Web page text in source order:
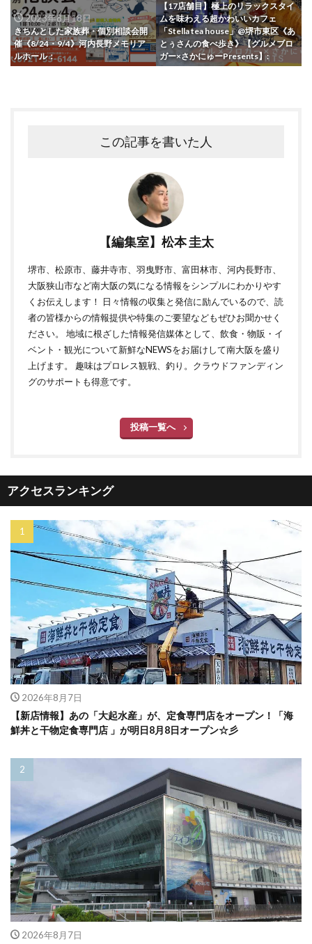
2023年8月18日
きちんとした家族葬・個別相談会開
催《8/24・9/4》河内長野メモリア
ルホール：
【17店舗目】極上のリラックスタイ
ムを味わえる超かわいいカフェ
「Stella tea house」@堺市東区《あ
とぅさんの食べ歩き》【グルメブロ
ガー×さかにゅーPresents】:
この記事を書いた人
【編集室】松本 圭太
堺市、松原市、藤井寺市、羽曳野市、富田林市、河内長野市、
大阪狭山市など南大阪の気になる情報をシンプルにわかりやす
くお伝えします！ 日々情報の収集と発信に励んでいるので、読
者の皆様からの情報提供や特集のご要望などもぜひお聞かせく
ださい。 地域に根ざした情報発信媒体として、飲食・物販・イ
ベント・観光について新鮮なNEWSをお届けして南大阪を盛り
上げます。 趣味はプロレス観戦、釣り。クラウドファンディン
グのサポートも得意です。
投稿一覧へ
アクセスランキング
2026年8月7日
【新店情報】あの「大起水産」が、定食専門店をオープン！「海
鮮丼と干物定食専門店 」が明日8月8日オープン☆彡
2026年8月7日